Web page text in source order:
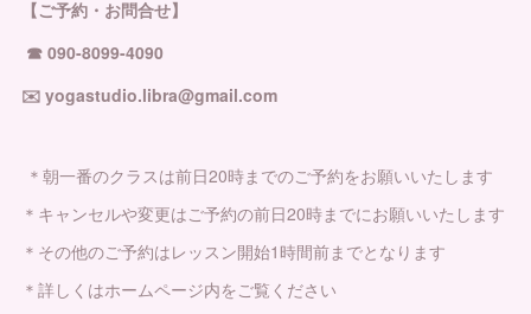
【ご予約・お問合せ】
☎︎ 090-8099-4090
✉️ yogastudio.libra@gmail.com
＊朝一番のクラスは前日20時までのご予約をお願いいたします
＊キャンセルや変更はご予約の前日20時までにお願いいたします
＊その他のご予約はレッスン開始1時間前までとなります
＊詳しくはホームページ内をご覧ください